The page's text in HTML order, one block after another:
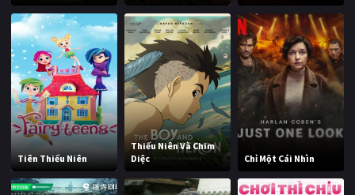
Tiên Thiếu Niên
Thiếu Niên Và Chim
Diệc
Chỉ Một Cái Nhìn